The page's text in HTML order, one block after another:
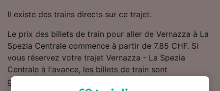
Il existe des trains directs sur ce trajet.
Le prix des billets de train pour aller de Vernazza à La
Spezia Centrale commence à partir de 7.85 CHF. Si
vous réservez votre trajet Vernazza - La Spezia
Centrale à l'avance, les billets de train sont
généralement moins chers.